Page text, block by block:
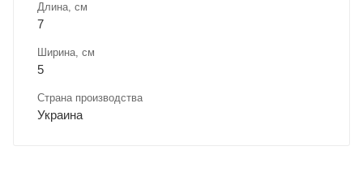
Длина, cм
7
Ширина, cм
5
Страна производства
Украина